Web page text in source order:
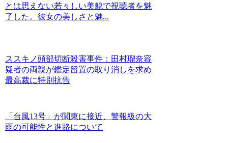
とは思えない若々しい美貌で視聴者を魅
了した。彼女の美しさと魅...
ススキノ頭部切断殺害事件：田村瑠奈容
疑者の両親が鑑定留置の取り消しを求め
最高裁に特別抗告
「台風13号」が関東に接近、警報級の大
雨の可能性と進路について